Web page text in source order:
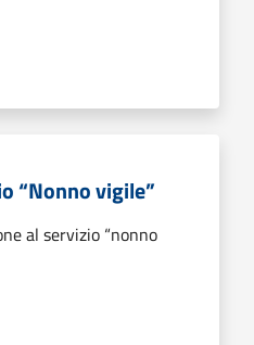
“Nonno vigile”
al servizio “nonno